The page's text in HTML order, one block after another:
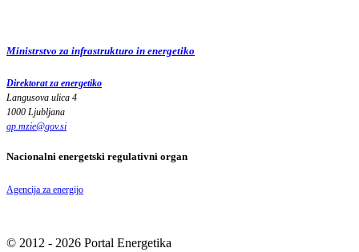
Ministrstvo za infrastrukturo in energetiko
Direktorat za energetiko
Langusova ulica 4
1000 Ljubljana
gp.mzie@gov.si
Nacionalni energetski regulativni organ
Agencija za energijo
© 2012 - 2026 Portal Energetika